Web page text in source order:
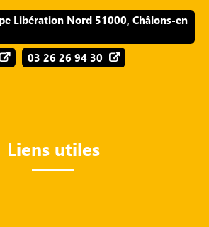
Libération Nord 51000, Châlons-en
03 26 26 94 30
Liens utiles